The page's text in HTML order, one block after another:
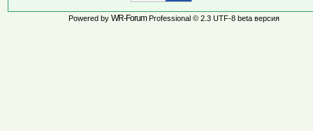
Powered by WR-ForumProfessional © 2.3 UTF-8 beta версия